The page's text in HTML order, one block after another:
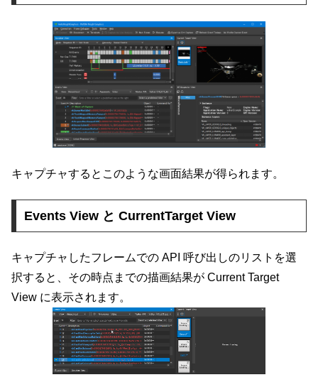
キャプチャするとこのような画面結果が得られます。
Events View と CurrentTarget View
キャプチャしたフレームでの API 呼び出しのリストを選
択すると、その時点までの描画結果が Current Target
View に表示されます。